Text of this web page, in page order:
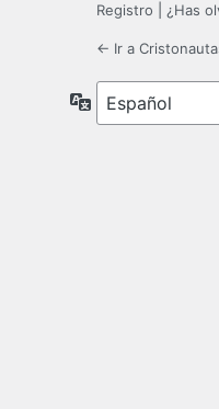
Registro ¿Has
← Ir a
Idioma